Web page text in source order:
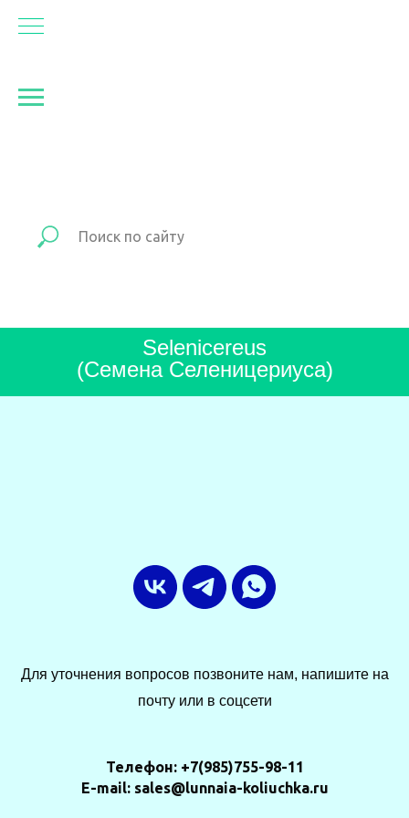
Selenicereus
(Семена Селеницериуса)
Для уточнения вопросов позвоните нам, напишите на
почту или в соцсети
Телефон: +7(985)755-98-11
E-mail: sales@lunnaia-koliuchka.ru